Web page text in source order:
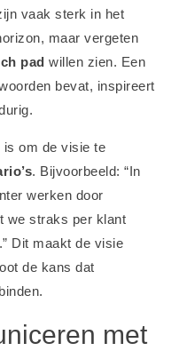
vaak sterk in het
maar vergeten
pad willen zien. Een
bevat, inspireert
is om de visie te
. Bijvoorbeeld: “In
werken door
we straks per klant
Dit maakt de visie
de kans dat
met